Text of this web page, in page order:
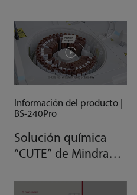
Información del producto |
BS-240Pro
Solución química
“CUTE” de Mindray: